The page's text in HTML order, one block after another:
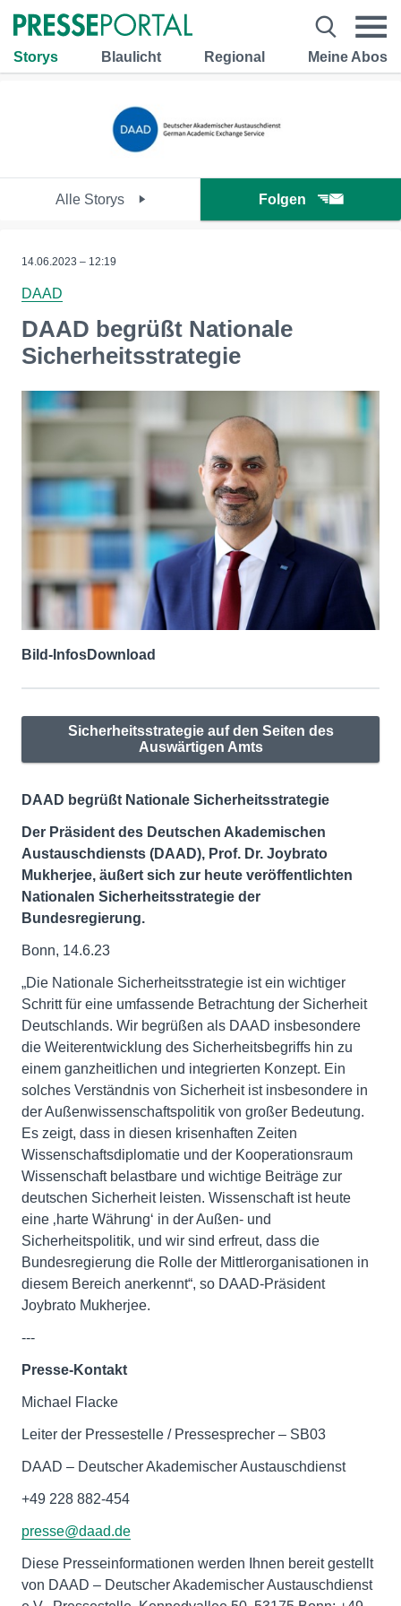
Storys Blaulicht Regional Meine Abos
Alle Storys Folgen
14.06.2023 – 12:19
DAAD
DAAD begrüßt Nationale
Sicherheitsstrategie
Bild-InfosDownload
Sicherheitsstrategie auf den Seiten des
Auswärtigen Amts
DAAD begrüßt Nationale Sicherheitsstrategie
Der Präsident des Deutschen Akademischen
Austauschdiensts (DAAD), Prof. Dr. Joybrato
Mukherjee, äußert sich zur heute veröffentlichten
Nationalen Sicherheitsstrategie der
Bundesregierung.
Bonn, 14.6.23
„Die Nationale Sicherheitsstrategie ist ein wichtiger
Schritt für eine umfassende Betrachtung der Sicherheit
Deutschlands. Wir begrüßen als DAAD insbesondere
die Weiterentwicklung des Sicherheitsbegriffs hin zu
einem ganzheitlichen und integrierten Konzept. Ein
solches Verständnis von Sicherheit ist insbesondere in
der Außenwissenschaftspolitik von großer Bedeutung.
Es zeigt, dass in diesen krisenhaften Zeiten
Wissenschaftsdiplomatie und der Kooperationsraum
Wissenschaft belastbare und wichtige Beiträge zur
deutschen Sicherheit leisten. Wissenschaft ist heute
eine ‚harte Währung‘ in der Außen- und
Sicherheitspolitik, und wir sind erfreut, dass die
Bundesregierung die Rolle der Mittlerorganisationen in
diesem Bereich anerkennt“, so DAAD-Präsident
Joybrato Mukherjee.
---
Presse-Kontakt
Michael Flacke
Leiter der Pressestelle / Pressesprecher – SB03
DAAD – Deutscher Akademischer Austauschdienst
+49 228 882-454
presse@daad.de
Diese Presseinformationen werden Ihnen bereit gestellt
von DAAD – Deutscher Akademischer Austauschdienst